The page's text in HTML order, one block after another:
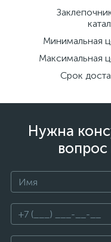
Минимальная
Максимальная
Срок
Нужна